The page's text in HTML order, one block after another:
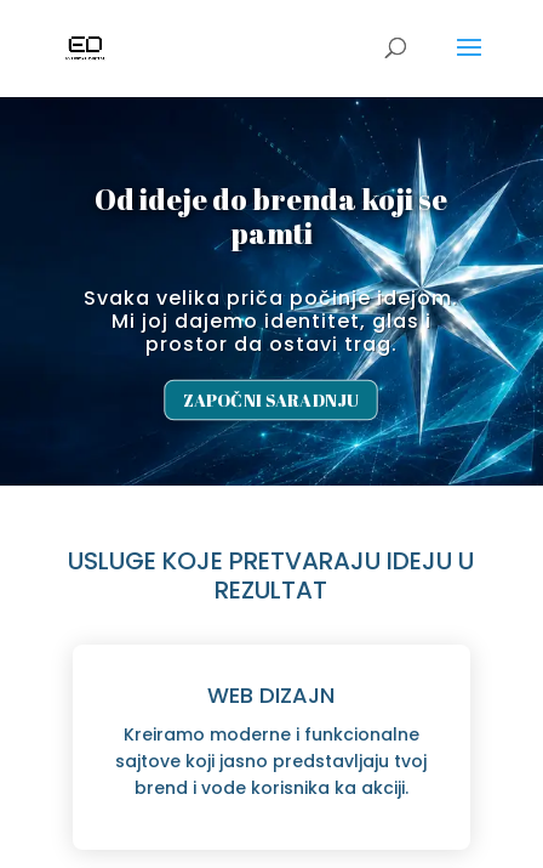
Od ideje do brenda koji se
pamti
Svaka velika priča počinje idejom.
Mi joj dajemo identitet, glas i
prostor da ostavi trag.
ZAPOČNI SARADNJU
USLUGE KOJE PRETVARAJU IDEJU U
REZULTAT
WEB DIZAJN
Kreiramo moderne i funkcionalne
sajtove koji jasno predstavljaju tvoj
brend i vode korisnika ka akciji.